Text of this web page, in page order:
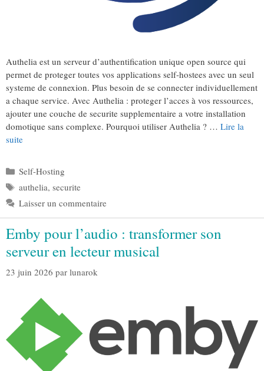
Authelia est un serveur d’authentification unique open source qui
permet de proteger toutes vos applications self-hostees avec un seul
systeme de connexion. Plus besoin de se connecter individuellement
a chaque service. Avec Authelia : proteger l’acces à vos ressources,
ajouter une couche de securite supplementaire a votre installation
domotique sans complexe. Pourquoi utiliser Authelia ? … Lire la
suite
Catégories
Self-Hosting
Étiquettes
authelia, securite
Laisser un commentaire
Emby pour l’audio : transformer son
serveur en lecteur musical
23 juin 2026 par lunarok